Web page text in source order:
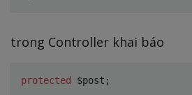
trong Controller khai báo
protected $post ;